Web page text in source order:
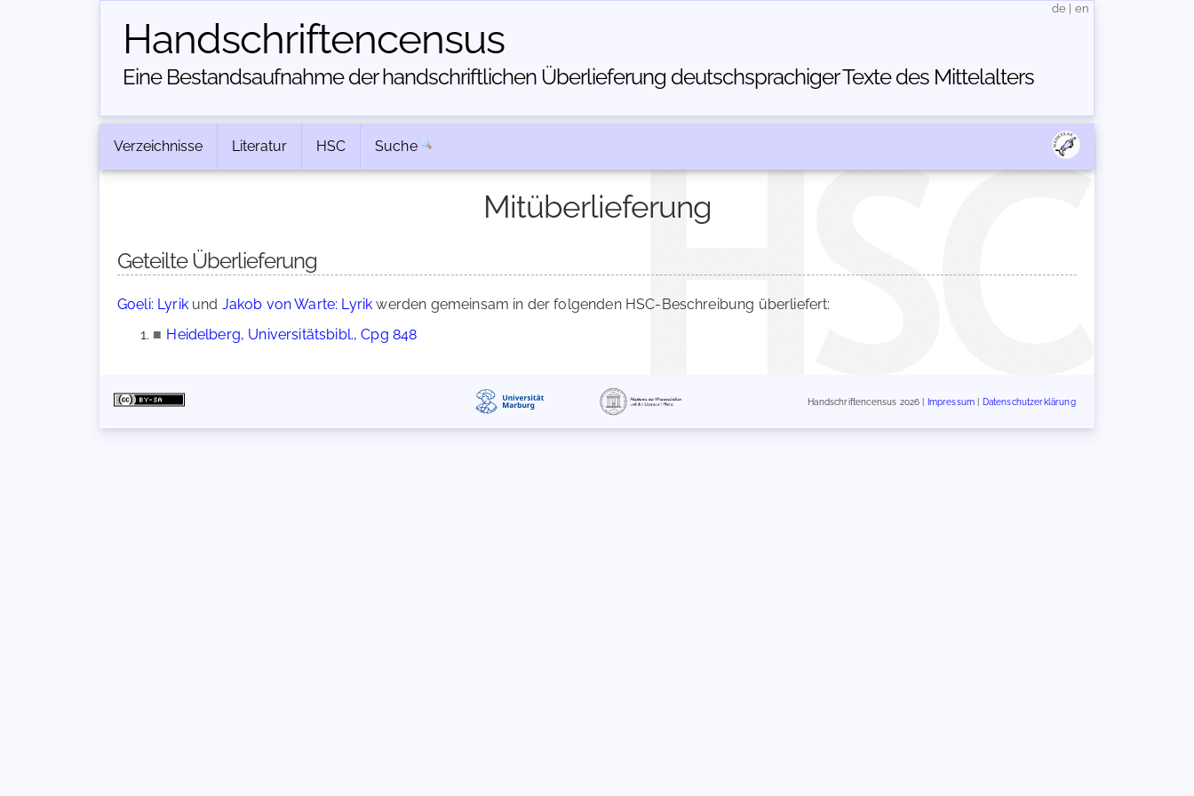
Handschriften­census
Eine Bestandsaufnahme der handschriftlichen Über­lieferung deutschsprachiger Texte des Mittelalters
de en
Verzeichnisse Literatur HSC Suche
Mitüberlieferung
Geteilte Überlieferung
Goeli: Lyrikund Jakob von Warte: Lyrik werden gemeinsam in der folgenden HSC-Beschreibung überliefert:
■ Heidelberg, Universitätsbibl., Cpg 848
Handschriftencensus 2026 | Impressum Datenschutzerklärung